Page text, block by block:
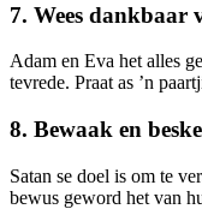
7. Wees dankbaar
Adam en Eva het alles
tevrede. Praat as ’n
8. Bewaak en
Satan se doel is om te
bewus geword het van